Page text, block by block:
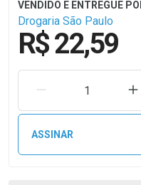
Drogaria São Paulo
R$ 22,59
REMOVER UMA
ASSINAR